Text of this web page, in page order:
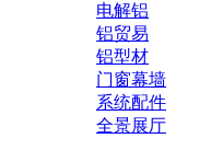
电解铝
铝贸易
铝型材
门窗幕墙
系统配件
全景展厅